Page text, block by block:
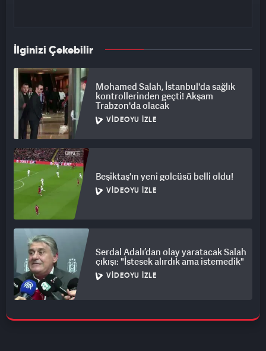
İlginizi Çekebilir
Mohamed Salah, İstanbul'da sağlık
kontrollerinden geçti! Akşam
Trabzon'da olacak
VIDEOYU İZLE
Beşiktaş'ın yeni golcüsü belli oldu!
VIDEOYU İZLE
Serdal Adalı’dan olay yaratacak Salah
çıkışı: "İstesek alırdık ama istemedik"
VIDEOYU İZLE